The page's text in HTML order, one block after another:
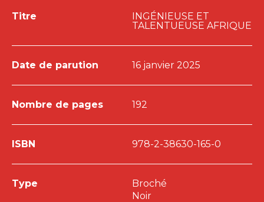
Titre
INGÉNIEUSE ET
TALENTUEUSE AFRIQUE
Date de parution 16 janvier 2025
Nombre de pages 192
ISBN 978-2-38630-165-0
Type
Broché
Noir